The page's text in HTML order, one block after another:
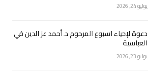
يوليو 24, 2026
دعوة لإحياء اسبوع المرحوم د. أحمد عز الدين في
العباسية
يوليو 23, 2026